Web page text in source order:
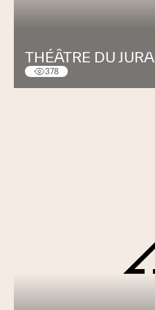
THÉÂTRE DU JURA
378